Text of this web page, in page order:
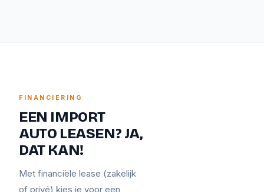
FINANCIERING
EEN IMPORT
AUTO LEASEN? JA,
DAT KAN!
Met financiële lease (zakelijk
of privé) kies je voor een